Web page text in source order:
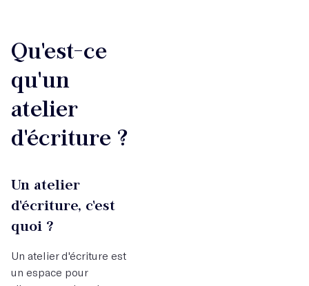
Qu'est-ce
qu'un
atelier
d'écriture ?
Un atelier
d'écriture, c'est
quoi ?
Un atelier d'écriture est
un espace pour